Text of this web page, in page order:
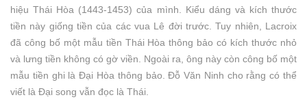
hiệu Thái Hòa (1443-1453) của mình. Kiểu dáng và kích thước
tiền này giống tiền của các vua Lê đời trước. Tuy nhiên, Lacroix
đã công bố một mẫu tiền Thái Hòa thông bảo có kích thước nhỏ
và lưng tiền không có gờ viền. Ngoài ra, ông này còn công bố một
mẫu tiền ghi là Đại Hòa thông bảo. Đỗ Văn Ninh cho rằng có thể
viết là Đại song vẫn đọc là Thái.